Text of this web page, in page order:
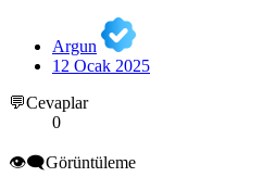
Argun
12 Ocak 2025
💬Cevaplar
0
👁️‍🗨️Görüntüleme